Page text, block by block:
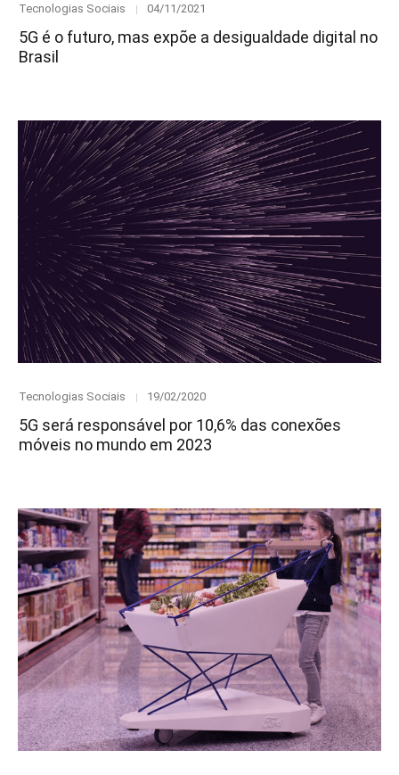
Category
Tecnologias Sociais
Posted
04/11/2021
5G é o futuro, mas expõe a desigualdade digital no
Brasil
Category
Tecnologias Sociais
Posted
19/02/2020
5G será responsável por 10,6% das conexões
móveis no mundo em 2023